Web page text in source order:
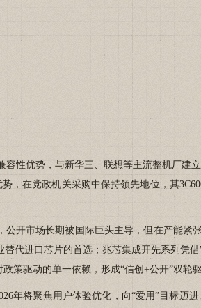
优势，与新华三、联想等主流整机厂建
，在党政机关采购中保持领先地位，其
市场长期被国际巨头主导，但在产能紧
代进口芯片的首选；兆芯集成开先系列凭
策驱动的单一依赖，形成“信创+公开”双轮
年将聚焦用户体验优化，向“爱用”目标迈